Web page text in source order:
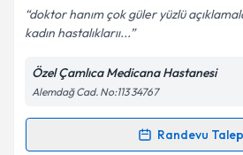
E-posta Adresiniz
Kişisel verilerimin
Metni'ni okudum ve kişisel
kapsamda işlenmesini kabul
doktor hanım çok güler yüzlü
kadın hastalıklarıı...
Özel Çamlıca Medicana Hastanesi
Alemdağ Cad. No:113 34767
Randevu
Randevu Takvimi Talebi